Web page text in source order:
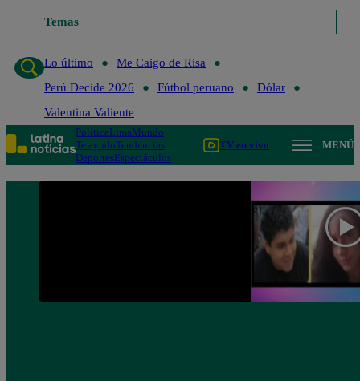
Temas
Lo último
Me Caigo de Risa
Perú Decide 2026
Fútbol peruano
Dólar
Valentina Valiente
PolíticaLimaMundo
Te ayudoTendencias
DeportesEspectáculos
TV en vivo MENÚ